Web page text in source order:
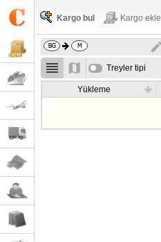
Kargo bul Kargo ekle
Treyler tipi
Yükleme